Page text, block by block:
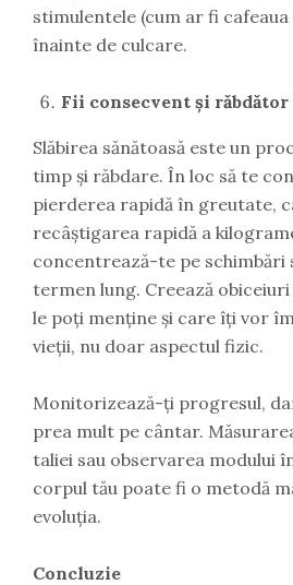
stimulentele (cum ar fi
înainte de culcare.
Fii consecvent și răbdător
Slăbirea sănătoasă este un
timp și răbdare. În loc să te
pierderea rapidă în greutate,
recâștigarea rapidă a
concentrează-te pe schimbări
termen lung. Creează
le poți menține și care îți vor
vieții, nu doar aspectul fizic.
Monitorizează-ți progresul,
prea mult pe cântar.
taliei sau observarea modului
corpul tău poate fi o metodă
evoluția.
Concluzie